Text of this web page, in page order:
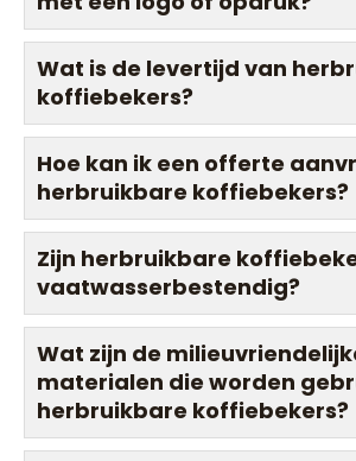
Wat is de levertijd van
koffiebekers?
Hoe kan ik een offerte
herbruikbare koffiebekers?
Zijn herbruikbare
vaatwasserbestendig?
Wat zijn de
materialen die worden
herbruikbare koffiebekers?